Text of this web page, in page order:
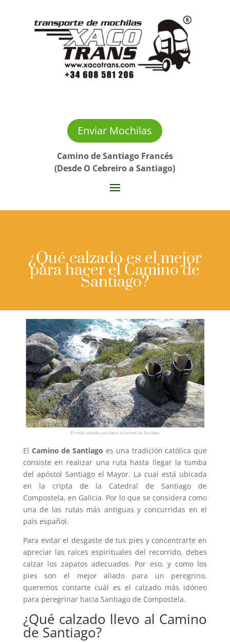
Enviar Mochilas
Camino de Santiago Francés
(Desde O Cebreiro a Santiago)
¿Qué calzado es el mejor
para hacer el Camino de
Santiago?
El Camino de Santiagoes una tradición católica que
consiste en realizar una ruta hasta llegar la tumba
del apóstol Santiago el Mayor. La cual está ubicada
en la cripta de la Catedral de Santiago de
Compostela, en Galicia. Por lo que se considera como
una de las rutas más antiguas y concurridas en el
país español.
Para evitar el desgaste de tus pies y concentrarte en
apreciar las raíces espirituales del recorrido, debes
calzar los zapatos adecuados. Por eso, y como los
pies son el mejor aliado para un peregrino,
queremos contarte cuál es el calzado más idóneo
para peregrinar hacia Santiago de Compostela.
¿Qué calzado llevo al Camino
de Santiago?